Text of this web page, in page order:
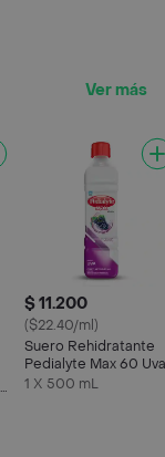
Ver más
$ 11.200
($22.40/ml)
Suero Rehidratante
Pedialyte Max 60 Uva
Frasco 500 mL
1 X 500 mL